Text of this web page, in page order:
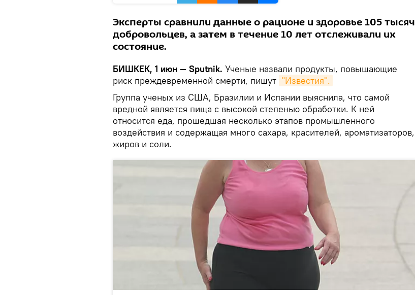
Эксперты сравнили данные о рационе и здоровье 105 тысяч
добровольцев, а затем в течение 10 лет отслеживали их
состояние.
БИШКЕК, 1 июн — Sputnik. Ученые назвали продукты, повышающие
риск преждевременной смерти, пишут "Известия".
Группа ученых из США, Бразилии и Испании выяснила, что самой
вредной является пища с высокой степенью обработки. К ней
относится еда, прошедшая несколько этапов промышленного
воздействия и содержащая много сахара, красителей, ароматизаторов,
жиров и соли.